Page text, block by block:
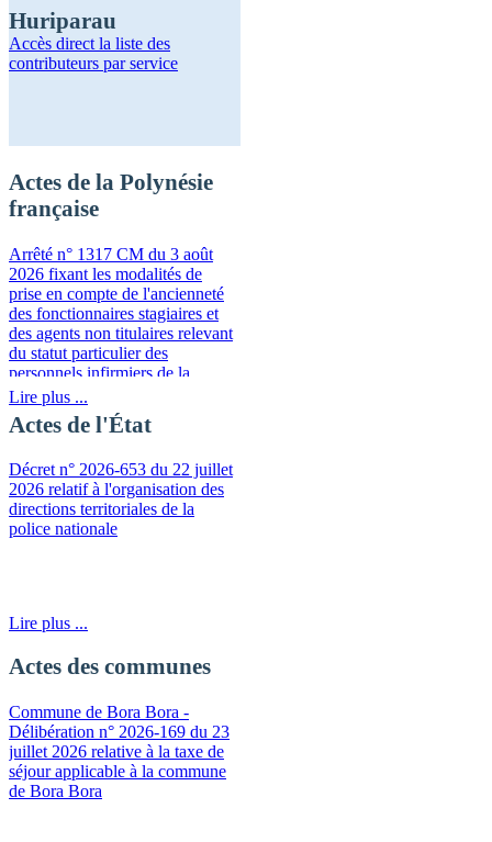
Huriparau
Accès direct la liste des
contributeurs par service
Actes de la Polynésie
française
Arrêté n° 1317 CM du 3 août
2026 fixant les modalités de
prise en compte de l'ancienneté
des fonctionnaires stagiaires et
des agents non titulaires relevant
du statut particulier des
personnels infirmiers de la
fonction publique de la
Polynésie française
Lire plus ...
Actes de l'État
Décret n° 2026-653 du 22 juillet
2026 relatif à l'organisation des
directions territoriales de la
police nationale
Lire plus ...
Actes des communes
Commune de Bora Bora -
Délibération n° 2026-169 du 23
juillet 2026 relative à la taxe de
séjour applicable à la commune
de Bora Bora